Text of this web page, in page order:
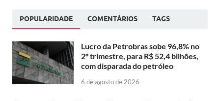
POPULARIDADE COMENTÁRIOS TAGS
Lucro da Petrobras sobe 96,8% no
2º trimestre, para R$ 52,4 bilhões,
com disparada do petróleo
6 de agosto de 2026